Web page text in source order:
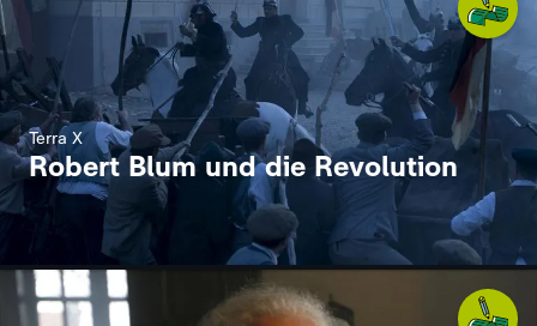
Terra X
Robert Blum und die Revolution